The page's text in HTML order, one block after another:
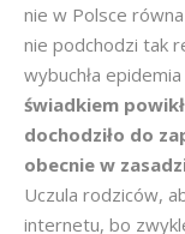
nie w Polsce
nie podchodzi tak
wybuchła
świadkiem
dochodziło do
obecnie w
Uczula rodziców,
internetu, bo